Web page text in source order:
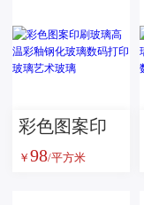
彩色图案印
刷玻璃高温
￥ 98/平方米